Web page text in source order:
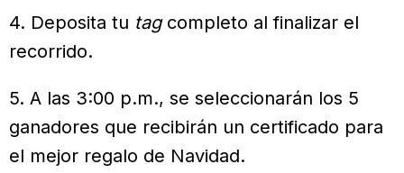
4. Deposita tu tag completo al finalizar el
recorrido.
5. A las 3:00 p.m., se seleccionarán los 5
ganadores que recibirán un certificado para
el mejor regalo de Navidad.